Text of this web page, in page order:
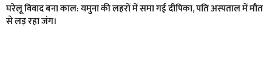
घरेलू विवाद बना काल: यमुना की लहरों में समा गई दीपिका, पति अस्पताल में मौत
से लड़ रहा जंग।